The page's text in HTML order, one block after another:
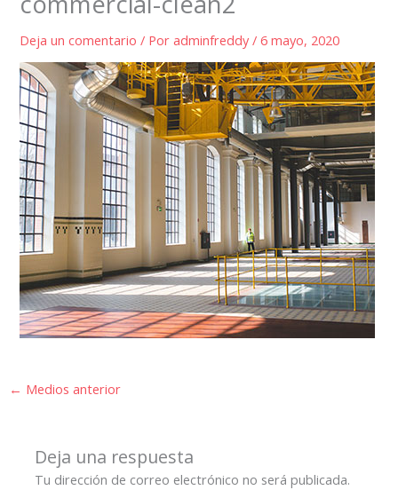
Deja un comentario / Poradminfreddy/6 mayo, 2020
← Medios anterior
Deja una respuesta
Tu dirección de correo electrónico no será publicada.